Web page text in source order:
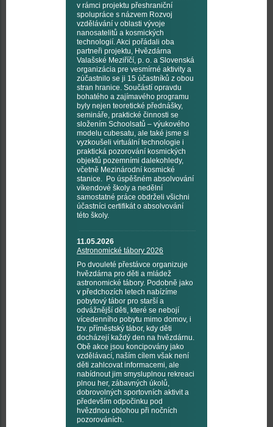
v rámci projektu přeshraniční
spolupráce s názvem Rozvoj
vzdělávání v oblasti vývoje
nanosatelitů a kosmických
technologií. Akci pořádali oba
partneři projektu, Hvězdárna
Valašské Meziříčí, p. o. a Slovenská
organizácia pre vesmírné aktivity a
zúčastnilo se ji 15 účastníků z obou
stran hranice. Součástí opravdu
bohatého a zajímavého programu
byly nejen teoretické přednášky,
semináře, praktické činnosti se
složením Schoolsatů – výukového
modelu cubesatu, ale také jsme si
vyzkoušeli virtuální technologie i
praktická pozorování kosmických
objektů pozemními dalekohledy,
včetně Mezinárodní kosmické
stanice. Po úspěšném absolvování
víkendové školy a nedělní
samostatné práce obdrželi všichni
účastníci certifikát o absolvování
této školy.
11.05.2026
Astronomické tábory 2026
Po dvouleté přestávce organizuje
hvězdárna pro děti a mládež
astronomické tábory. Podobně jako
v předchozích letech nabízíme
pobytový tábor pro starší a
odvážnější děti, které se nebojí
vícedenního pobytu mimo domov, i
tzv. příměstský tábor, kdy děti
docházejí každý den na hvězdárnu.
Obě akce jsou koncipovány jako
vzdělávací, naším cílem však není
děti zahlcovat informacemi, ale
nabídnout jim smysluplnou rekreaci
plnou her, zábavných úkolů,
dobrovolných sportovních aktivit a
především odpočinku pod
hvězdnou oblohou při nočních
pozorováních.